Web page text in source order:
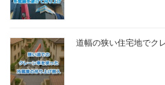
道幅の狭い住宅地でク